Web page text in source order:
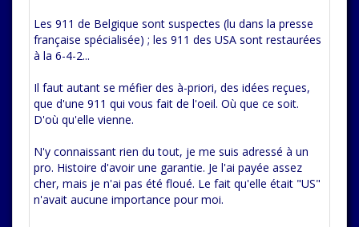
Les 911 de Belgique sont suspectes (lu dans la presse
française spécialisée) ; les 911 des USA sont restaurées
à la 6-4-2...
Il faut autant se méfier des à-priori, des idées reçues,
que d'une 911 qui vous fait de l'oeil. Où que ce soit.
D'où qu'elle vienne.
N'y connaissant rien du tout, je me suis adressé à un
pro. Histoire d'avoir une garantie. Je l'ai payée assez
cher, mais je n'ai pas été floué. Le fait qu'elle était "US"
n'avait aucune importance pour moi.